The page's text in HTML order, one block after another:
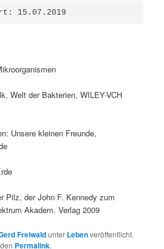
15.07.2019
Welt der Bakterien, WILEY-VCH
Unsere kleinen Freunde,
Pilz, der John F. Kennedy zum
Akadem. Verlag 2009
Freiwaldunter Lebenveröffentlicht.
Permalink.